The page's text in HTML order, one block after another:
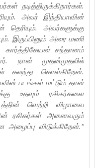
நடித்திருக்கிறார்கள்.
அவர் இந்தியாவின்
அவர்களுக்கு
இருப்பினும் அரை மணி
கார்த்திகேயன் சந்தானம்
நான் முதன்முதலில்
கலந்து கொள்கிறேன்.
படங்கள் மட்டும் தான்
உதவும் ரசிகர்களை
வெற்றி விழாவை
ரசிகர்கள் அனைவரும்
விடுக்கிறேன்.''